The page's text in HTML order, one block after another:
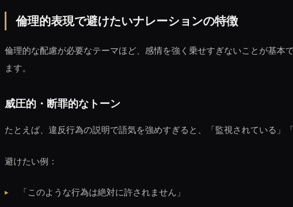
倫理的表現で避けたいナレーションの特徴
倫理的な配慮が必要なテーマほど、感情を強く乗せすぎないことが基
ます。
威圧的・断罪的なトーン
たとえば、違反行為の説明で語気を強めすぎると、「監視されている」
避けたい例：
「このような行為は絶対に許されません」